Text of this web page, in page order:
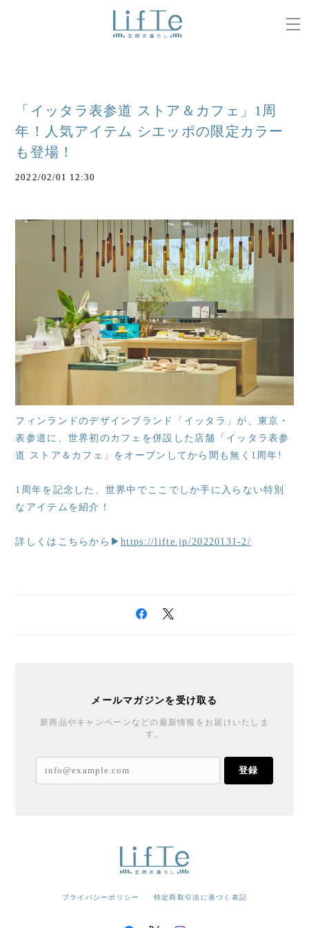
「イッタラ表参道 ストア＆カフェ」1周
年！人気アイテム シエッポの限定カラー
も登場！
2022/02/01 12:30
フィンランドのデザインブランド「イッタラ」が、東京・
表参道に、世界初のカフェを併設した店舗「イッタラ表参
道 ストア＆カフェ」をオープンしてから間も無く1周年!
1周年を記念した、世界中でここでしか手に入らない特別
なアイテムを紹介！
詳しくはこちらから▶https://lifte.jp/20220131-2/
メールマガジンを受け取る
新商品やキャンペーンなどの最新情報をお届けいたしま
す。
登録
プライバシーポリシー 特定商取引法に基づく表記